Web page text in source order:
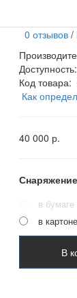
0 отзывов /
Доступность:
Код товара:
Как
40 000 р.
Снаряжение
в бумаге
в картоне
В